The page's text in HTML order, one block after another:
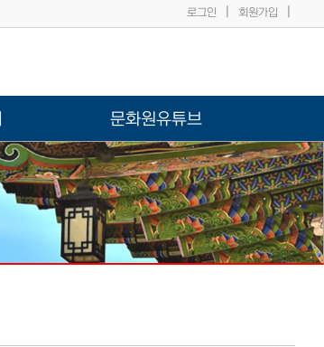
로그인 회원가입
문화원유튜브